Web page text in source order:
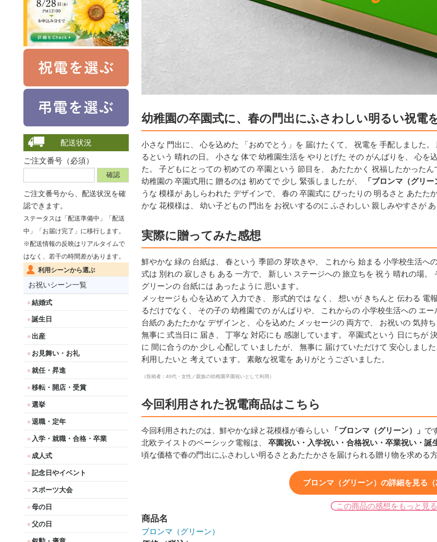
配送状況
ご注文番号（必須）
ご注文番号から、 配送状況を確
認できます。
ステータスは「配送準備中」「配送
中」「お届け完了」に移行します。
※配送情報の反映はリアルタイムで
はなく、若干の時間差があります。
利用シーンから選ぶ
お祝いシーン一覧
結婚式
誕生日
出産
お見舞い・お礼
就任・昇進
移転・開店・受賞
選挙
退職・定年
入学・就職・合格・卒業
成人式
記念日やイベント
スポーツ大会
母の日
父の日
幼稚園の卒園式に、春の門出にふさわしい明るい祝電
小さな 門出に、 心を込めた 「おめでとう」を 届けたくて、 祝電を 手配しました
るという 晴れの日。 小さな 体で 幼稚園生活を やりとげた その がんばりを、 心を
た。 子どもにとっての 初めての 卒園という 節目を、 あたたかく 祝福したかったん
幼稚園の 卒園式用に 贈るのは 初めてで 少し 緊張しましたが、
「ブロンマ（グリー
うな 模様が あしらわれた デザインで、 春の 卒園式に ぴったりの 明るさと あたた
かな 花模様は、 幼い子どもの 門出を お祝いするのに ふさわしい 親しみやすさが
実際に贈ってみた感想
鮮やかな 緑の 台紙は、 春という 季節の 芽吹きや、 これから 始まる 小学校生活へ
式は 別れの 寂しさも ある 一方で、 新しい ステージへの 旅立ちを 祝う 晴れの場
グリーンの 台紙には あったように 思います。
メッセージも 心を込めて 入力でき、 形式的では なく、 想いが きちんと 伝わる
るだけでなく、 その子の 幼稚園での がんばりや、 これからの 小学校生活への エ
台紙の あたたかな デザインと、 心を込めた メッセージの 両方で、 お祝いの 気持
無事に 式当日に 届き、 丁寧な 対応にも 感謝しています。 卒園式という 日にちが
に 間に合うのか 少し 心配して いましたが、 無事に 届けていただけて 安心しまし
利用したいと 考えています。 素敵な祝電を ありがとうございました。
（投稿者：40代・女性／親族の幼稚園卒園祝いとして利用）
今回利用された祝電商品はこちら
今回利用されたのは、鮮やかな緑と花模様が春らしい 「ブロンマ（グリーン）」 で
北欧テイストのベーシック電報は、 卒園祝い・入学祝い・合格祝い・卒業祝い・誕
頃な価格で春の門出にふさわしい明るさとあたたかさを届けられる贈り物を求める
ブロンマ（グリーン）の詳細を見る
この商品の感想をもっと見る
商品名
ブロンマ（グリーン）